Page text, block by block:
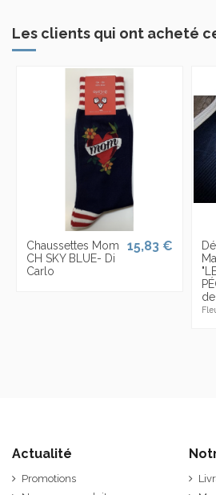
Les clients qui ont acheté
Chaussettes Mom
CH SKY BLUE- Di
Carlo
15,83 €
Actualité
Promotions